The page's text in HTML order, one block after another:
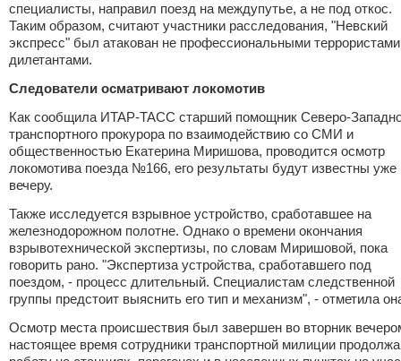
специалисты, направил поезд на междупутье, а не под откос.
Таким образом, считают участники расследования, "Невский
экспресс" был атакован не профессиональными
дилетантами.
Следователи осматривают локомотив
Как сообщила ИТАР-ТАСС старший помощник Северо-
транспортного прокурора по взаимодействию со СМИ и
общественностью Екатерина Миришова, проводится осмотр
локомотива поезда №166, его результаты будут известны уже
вечеру.
Также исследуется взрывное устройство, сработавшее на
железнодорожном полотне. Однако о времени окончания
взрывотехнической экспертизы, по словам Миришовой, пока
говорить рано. "Экспертиза устройства, сработавшего под
поездом, - процесс длительный. Специалистам следственной
группы предстоит выяснить его тип и механизм", - отметила
Осмотр места происшествия был завершен во вторник
настоящее время сотрудники транспортной милиции